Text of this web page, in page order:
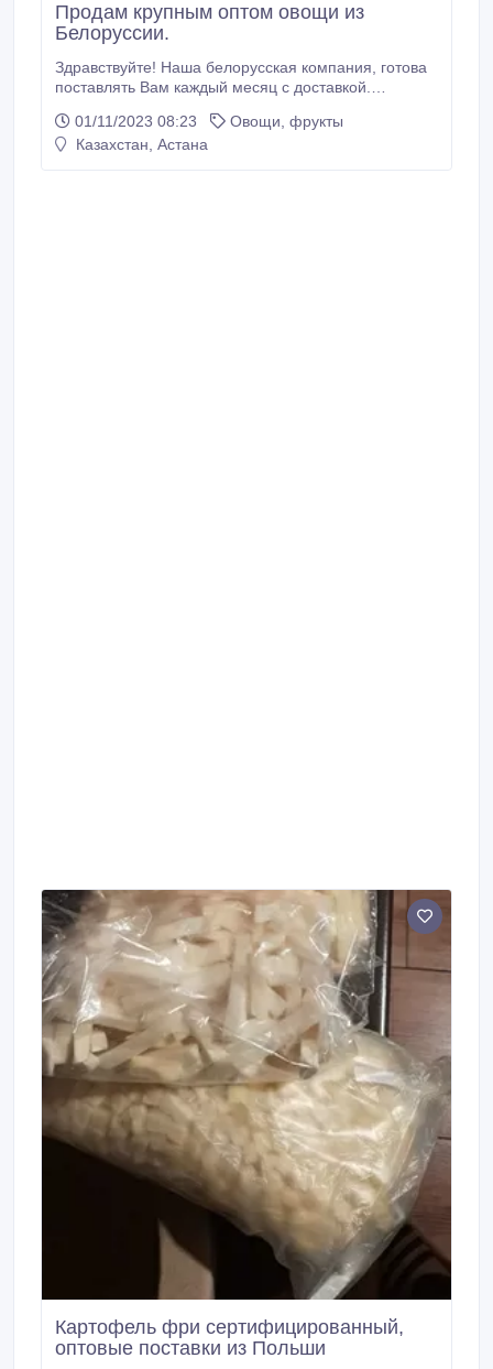
Продам крупным оптом овощи из
Белоруссии.
Здравствуйте! Наша белорусская компания, готова
поставлять Вам каждый месяц с доставкой.
01/11/2023 08:23
Овощи, фрукты
Казахстан, Астана
Картофель фри сертифицированный,
оптовые поставки из Польши